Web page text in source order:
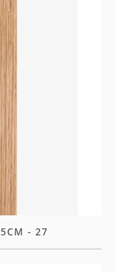
hairtalk Standard
diskreten Look
Haltbarkeit.
zakupić ten artykuł.
TAPE-IN
- 27